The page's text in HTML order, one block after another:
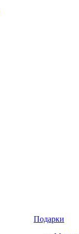
Подарки